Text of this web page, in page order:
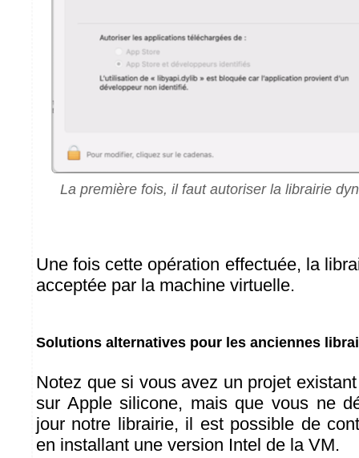
La première fois, il faut autoriser la librairie
Une fois cette opération effectuée, la
acceptée par la machine virtuelle.
Solutions alternatives pour les anciennes
Notez que si vous avez un projet
sur Apple silicone, mais que vous ne
jour notre librairie, il est possible de
en installant une version Intel de la VM.